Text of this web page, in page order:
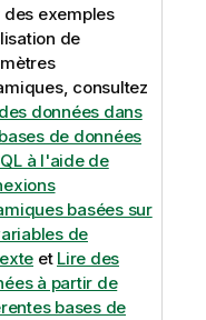
des exemples
de
consultez
données dans
de données
à l'aide de
basées sur
de
et Lire des
à partir de
bases de